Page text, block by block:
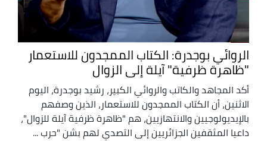
الروائي بوجدرة: الكتاب الممجدون للاستعمار
"ظاهرة ظرفية" آيلة إلى الزوال
أكد المجاهد والكاتب والروائي الكبير، رشيد بوجدرة، اليوم
الاثنين، أن الكتاب الممجدون للاستعمار، الذين وصفهم
بالإيديولوجيين والانتهازيين، هم "ظاهرة ظرفية آيلة للزوال"،
داعيا المثقفين الجزائريين إلى التصدي لهم بشن "حرب ...